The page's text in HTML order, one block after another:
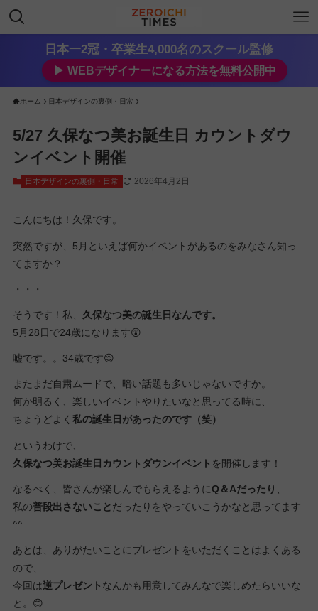
日本一2冠・卒業生4,000名のスクール監修
▶︎ WEBデザイナーになる方法を無料公開中
ホーム 日本デザインの裏側・日常
5/27 久保なつ美お誕生日 カウントダウ
ンイベント開催
日本デザインの裏側・日常 2026年4月2日
こんにちは！久保です。
突然ですが、5月といえば何かイベントがあるのをみなさん知っ
てますか？
・・・
そうです！私、 久保なつ美の誕生日なんです。
5月28日で24歳になります😲
嘘です。。34歳です😌
またまだ自粛ムードで、暗い話題も多いじゃないですか。
何か明るく、楽しいイベントやりたいなと思ってる時に、
ちょうどよく 私の誕生日があったのです（笑）
というわけで、
久保なつ美お誕生日カウントダウンイベント を開催します！
なるべく、皆さんが楽しんでもらえるようにQ＆Aだったり
私の普段出さないことだったりをやっていこうかなと思ってます
^^
あとは、ありがたいことにプレゼントをいただくことはよくある
ので、
今回は逆プレゼント なんかも用意してみんなで楽しめたらいいな
と。😊